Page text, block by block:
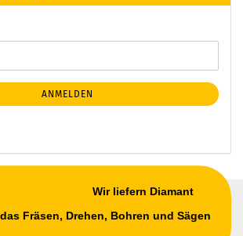
ANMELDEN
Wir liefern Diamant
Fräsen, Drehen, Bohren und Sägen